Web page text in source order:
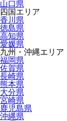
山口県
四国エリア
香川県
徳島県
高知県
愛媛県
九州・沖縄エリア
福岡県
佐賀県
長崎県
熊本県
大分県
宮崎県
鹿児島県
沖縄県